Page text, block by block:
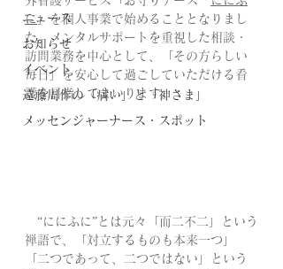
ニュース
お知らせ
イベント
遠藤周作の「病い」と「神さま」
メッセンジャーナース・スポット
に」を個人事業で始めることとなりまし
た。メンタルサポートを重視した相談・
訪問業務を中心として、「その方らしい
毎日」を安心して過ごしていただける看
護を目指してまいります。
“ににふに”とは元々「而二不二」という
禅語で、「対立するものも本来一つ」
「二つであって、二つではない」という